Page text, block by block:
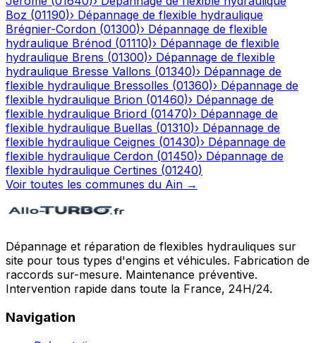
Boz (01190)› Dépannage de flexible hydraulique
Brégnier-Cordon (01300)› Dépannage de flexible
hydraulique Brénod (01110)› Dépannage de flexible
hydraulique Brens (01300)› Dépannage de flexible
hydraulique Bresse Vallons (01340)› Dépannage de
flexible hydraulique Bressolles (01360)› Dépannage de
flexible hydraulique Brion (01460)› Dépannage de
flexible hydraulique Briord (01470)› Dépannage de
flexible hydraulique Buellas (01310)› Dépannage de
flexible hydraulique Ceignes (01430)› Dépannage de
flexible hydraulique Cerdon (01450)› Dépannage de
flexible hydraulique Certines (01240)
Voir toutes les communes du Ain →
Dépannage et réparation de flexibles hydrauliques sur
site pour tous types d'engins et véhicules. Fabrication de
raccords sur-mesure. Maintenance préventive.
Intervention rapide dans toute la France, 24H/24.
Navigation